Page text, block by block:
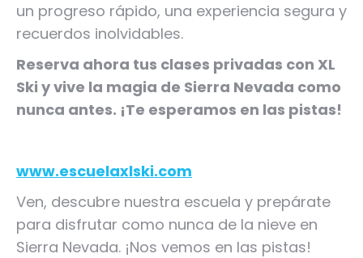
un progreso rápido, una experiencia segura y
recuerdos inolvidables.
Reserva ahora tus clases privadas con XL
Ski y vive la magia de Sierra Nevada como
nunca antes. ¡Te esperamos en las pistas!
www.escuelaxlski.com
Ven, descubre nuestra escuela y prepárate
para disfrutar como nunca de la nieve en
Sierra Nevada. ¡Nos vemos en las pistas!